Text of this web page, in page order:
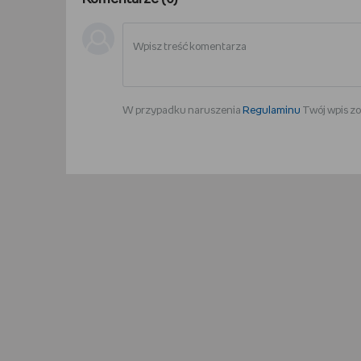
W przypadku naruszenia Regulaminu Twój wpis